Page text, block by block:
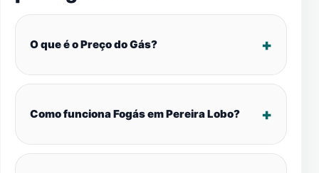
O que é o Preço do Gás?
Como funciona Fogás em Pereira Lobo?